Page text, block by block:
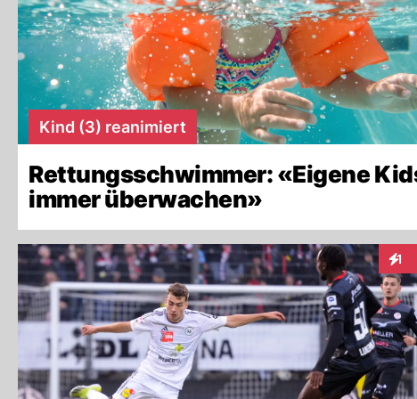
Kind (3) reanimiert
Rettungsschwimmer: «Eigene
immer überwachen»
1